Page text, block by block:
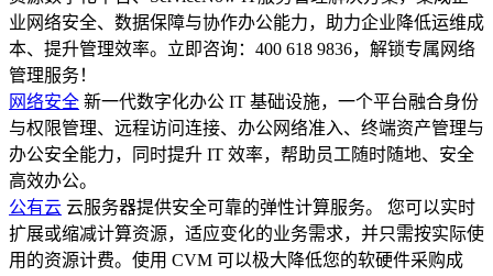
业网络安全、数据保障与协作办公能力，助力企业降低运维成
本、提升管理效率。立即咨询：400 618 9836，解锁专属网络
管理服务！
网络安全 新一代数字化办公 IT 基础设施，一个平台融合身份
与权限管理、远程访问连接、办公网络准入、终端资产管理与
办公安全能力，同时提升 IT 效率，帮助员工随时随地、安全
高效办公。
公有云 云服务器提供安全可靠的弹性计算服务。 您可以实时
扩展或缩减计算资源，适应变化的业务需求，并只需按实际使
用的资源计费。使用 CVM 可以极大降低您的软硬件采购成